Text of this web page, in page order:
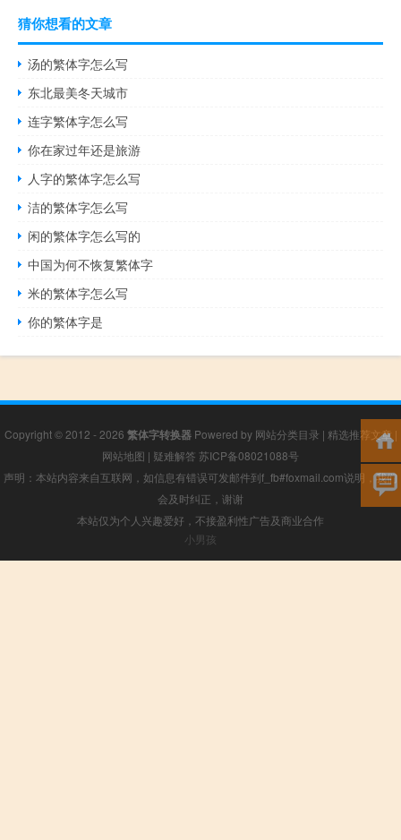
猜你想看的文章
汤的繁体字怎么写
东北最美冬天城市
连字繁体字怎么写
你在家过年还是旅游
人字的繁体字怎么写
洁的繁体字怎么写
闲的繁体字怎么写的
中国为何不恢复繁体字
米的繁体字怎么写
你的繁体字是
Copyright © 2012 - 2026 繁体字转换器Powered by 网站分类目录 | 精选推荐文章 |
网站地图 | 疑难解答 苏ICP备08021088号
声明：本站内容来自互联网，如信息有错误可发邮件到f_fb#foxmail.com说明，我们
会及时纠正，谢谢
本站仅为个人兴趣爱好，不接盈利性广告及商业合作
小男孩